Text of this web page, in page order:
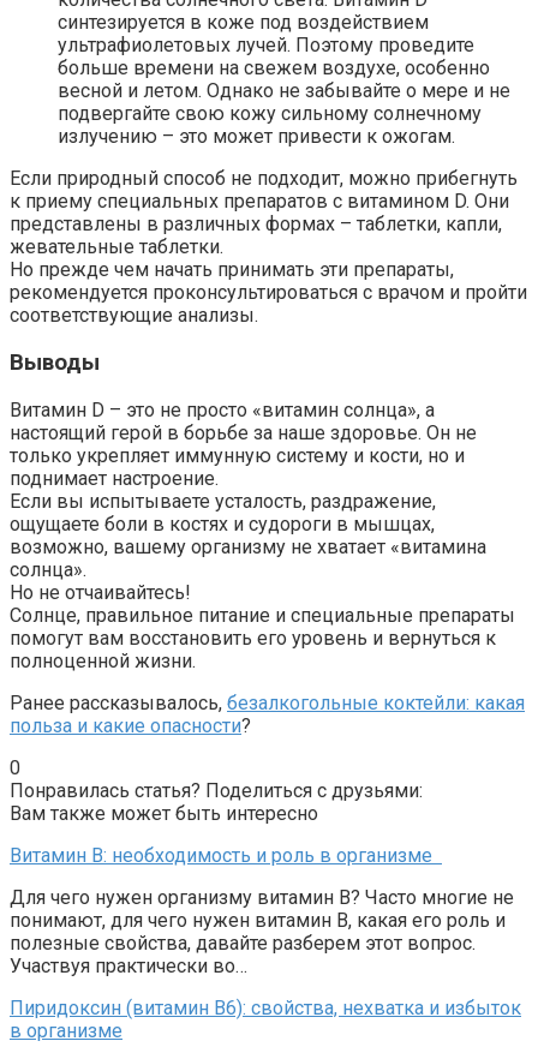
синтезируется в коже под воздействием
ультрафиолетовых лучей. Поэтому проведите
больше времени на свежем воздухе, особенно
весной и летом. Однако не забывайте о мере и не
подвергайте свою кожу сильному солнечному
излучению – это может привести к ожогам.
Если природный способ не подходит, можно прибегнуть
к приему специальных препаратов с витамином D. Они
представлены в различных формах – таблетки, капли,
жевательные таблетки.
Но прежде чем начать принимать эти препараты,
рекомендуется проконсультироваться с врачом и пройти
соответствующие анализы.
Выводы
Витамин D – это не просто «витамин солнца», а
настоящий герой в борьбе за наше здоровье. Он не
только укрепляет иммунную систему и кости, но и
поднимает настроение.
Если вы испытываете усталость, раздражение,
ощущаете боли в костях и судороги в мышцах,
возможно, вашему организму не хватает «витамина
солнца».
Но не отчаивайтесь!
Солнце, правильное питание и специальные препараты
помогут вам восстановить его уровень и вернуться к
полноценной жизни.
Ранее рассказывалось, безалкогольные коктейли: какая
польза и какие опасности?
0
Понравилась статья? Поделиться с друзьями:
Вам также может быть интересно
Витамин B: необходимость и роль в организме
Для чего нужен организму витамин B? Часто многие не
понимают, для чего нужен витамин B, какая его роль и
полезные свойства, давайте разберем этот вопрос.
Участвуя практически во…
Пиридоксин (витамин B6): свойства, нехватка и избыток
в организме